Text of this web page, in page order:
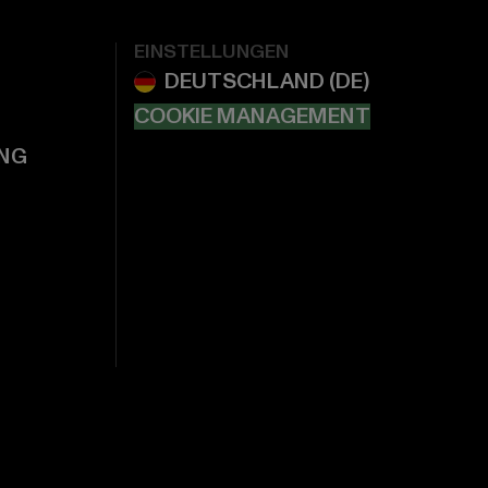
EINSTELLUNGEN
COOKIE MANAGEMENT